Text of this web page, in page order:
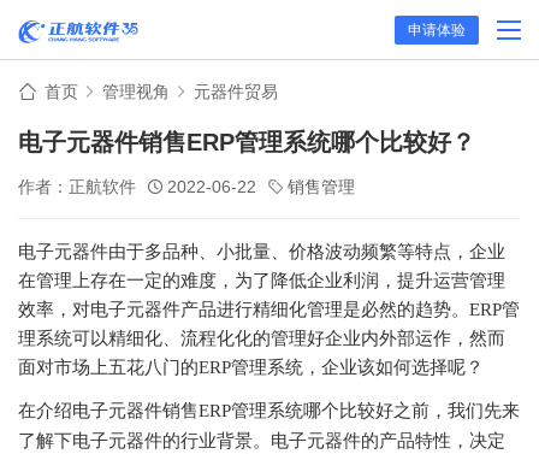
申请体验
首页 管理视角 元器件贸易
电子元器件销售ERP管理系统哪个比较好？
作者：正航软件 2022-06-22 销售管理
电子元器件由于多品种、小批量、价格波动频繁等特点，企业
在管理上存在一定的难度，为了降低企业利润，提升运营管理
效率，对电子元器件产品进行精细化管理是必然的趋势。 ERP管
理系统可以精细化、流程化化的管理好企业内外部运作，然而
面对市场上五花八门的ERP管理系统，企业该如何选择呢？
在介绍电子元器件销售ERP管理系统哪个比较好之前，我们先来
了解下电子元器件的行业背景。电子元器件的产品特性，决定